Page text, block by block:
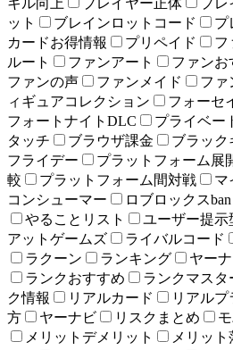
キル向上 プレイヤー正体 プ
ット
ブレインロットコード プ
カードお得情報
プリペイド フ
ルート
ファンアート ファンお
ファンの声
ファンメイド ファ
ィギュアコレクション
フォーセ
フォートナイトDLC
プライベー
タッチ
ブラウザ課金 ブラック
フライデー
プラットフォーム展
較
プラットフォーム間対戦 マ
コンシューマー
ロブロックスban
やることリスト
ユーザー提示
アットゲームズ
ライバルコード
ラクーン
ランキング ヤー
ランクおすすめ
ランクマスタ
ク情報
リアルカード リアルプ
方
ヤーナビ リスクまとめ
メリットデメリット
メリッ